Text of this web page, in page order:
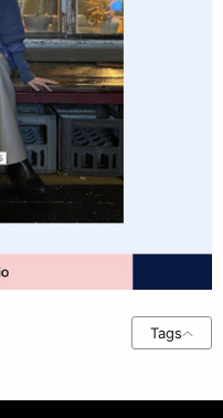
Tags